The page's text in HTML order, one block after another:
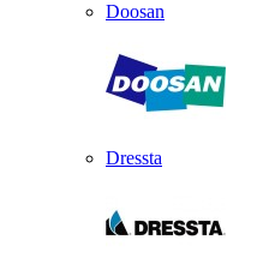
Doosan
Dressta